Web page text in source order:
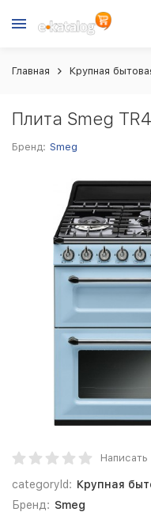
Главная Крупная
Плита Smeg
Бренд: Smeg
Написать
categoryId: Крупная
Бренд: Smeg